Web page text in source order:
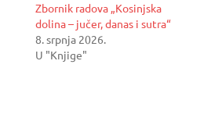
Zbornik radova „Kosinjska
dolina – jučer, danas i sutra“
8. srpnja 2026.
U "Knjige"